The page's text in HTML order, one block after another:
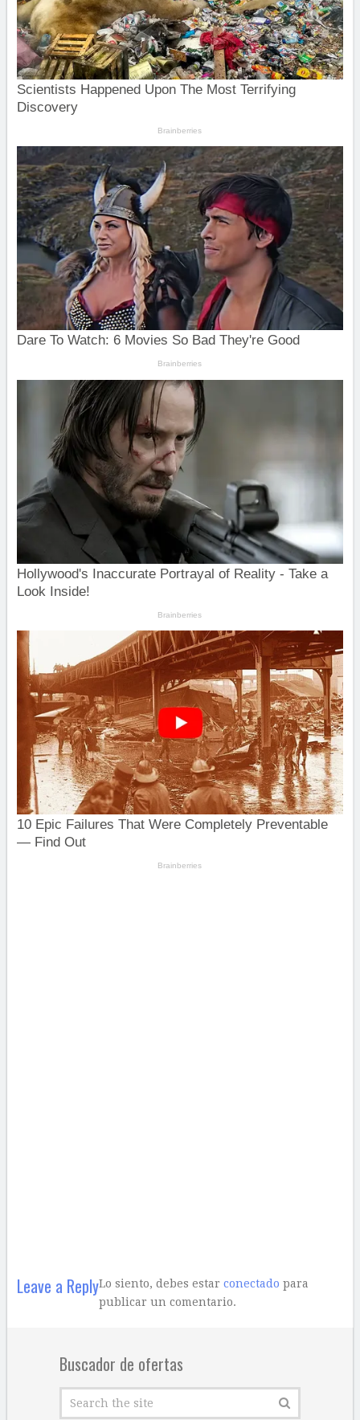
Leave a ReplyLo siento, debes estar conectado para
publicar un comentario.
Buscador de ofertas